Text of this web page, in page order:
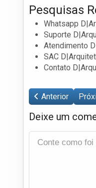
Pesquisas
Whatsapp
Suporte
Atendimento
SAC
Contato
Anterior
Deixe um